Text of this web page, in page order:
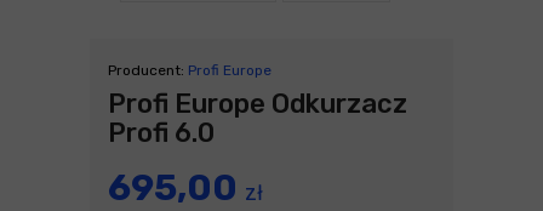
Producent: Profi Europe
Profi Europe Odkurzacz
Profi 6.0
695,00 zł